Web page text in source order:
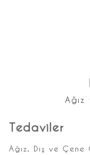
Ağız
Tedaviler
Ağız, Diş ve Çene